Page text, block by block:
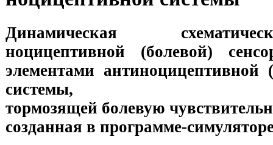
Динамическая
ноцицептивной (болевой)
элементами антиноцицептивной
системы,
тормозящей болевую
созданная в программе-